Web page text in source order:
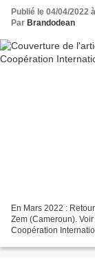
Publié le 04/04/2022
Par Brandodean
En Mars 2022 :
Zem (Cameroun).
Coopération